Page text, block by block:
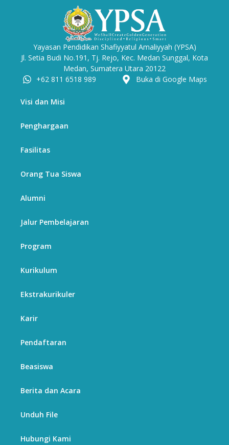
Yayasan Pendidikan Shafiyyatul Amaliyyah (YPSA)
Jl. Setia Budi No.191, Tj. Rejo, Kec. Medan Sunggal, Kota
Medan, Sumatera Utara 20122
+62 811 6518 989
Buka di Google Maps
Visi dan Misi
Penghargaan
Fasilitas
Orang Tua Siswa
Alumni
Jalur Pembelajaran
Program
Kurikulum
Ekstrakurikuler
Karir
Pendaftaran
Beasiswa
Berita dan Acara
Unduh File
Hubungi Kami